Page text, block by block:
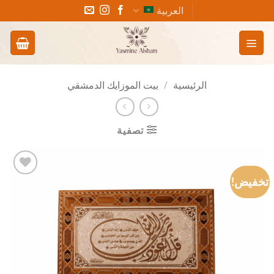
للمحتوى
العربية
الرئيسية / بيت الموزايك الدمشقي
تصفية
تخفيض!